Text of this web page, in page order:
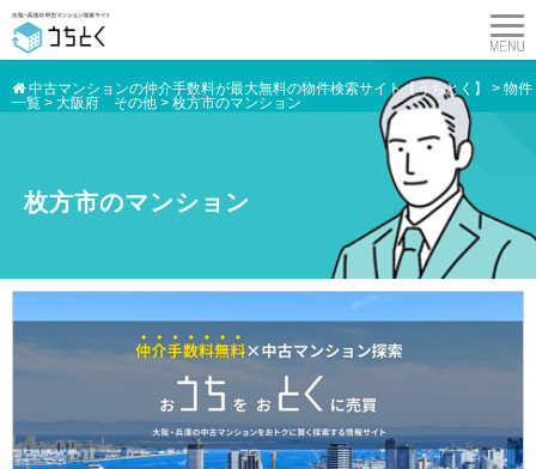
中古マンションの仲介手数料が最大無料の物件検索サイト【うちとく】 > 物件
一覧 > 大阪府 その他 > 枚方市のマンション
枚方市のマンション